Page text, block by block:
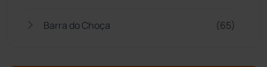
Barra do Choça (65)